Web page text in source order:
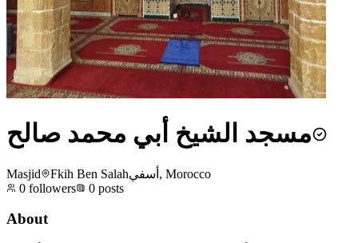
مسجد الشيخ أبي محمد صالح
Masjid
Fkih Ben Salahأسفي, Morocco
0 followers 0 posts
About